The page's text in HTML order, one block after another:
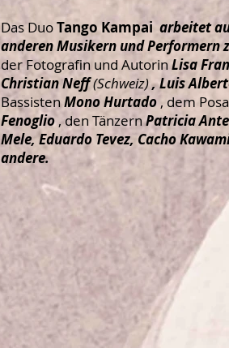
Das DuoTango Kampai arbeitet
anderen Musikern und Performern
der Fotografin und AutorinLisa
Christian Neff(Schweiz), Luis
BassistenMono Hurtado , dem
Fenoglio, den TänzernPatricia
Mele, Eduardo Tevez, Cacho
andere.